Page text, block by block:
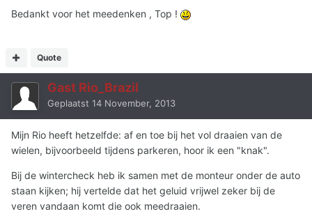
Bedankt voor het meedenken , Top !
Quote
Gast Rio_Brazil
Geplaatst 14 November, 2013
Mijn Rio heeft hetzelfde: af en toe bij het vol draaien van de
wielen, bijvoorbeeld tijdens parkeren, hoor ik een "knak".
Bij de wintercheck heb ik samen met de monteur onder de auto
staan kijken; hij vertelde dat het geluid vrijwel zeker bij de
veren vandaan komt die ook meedraaien.